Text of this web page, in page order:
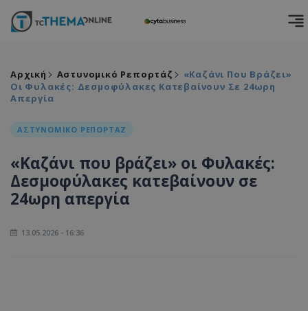
Αρχική Αστυνομικό Ρεπορτάζ
«Καζάνι Που Βράζει»
Οι Φυλακές: Δεσμοφύλακες Κατεβαίνουν Σε 24ωρη
Απεργία
ΑΣΤΥΝΟΜΙΚΟ ΡΕΠΟΡΤΑΖ
«Καζάνι που βράζει» οι Φυλακές:
Δεσμοφύλακες κατεβαίνουν σε
24ωρη απεργία
13.05.2026 - 16:36